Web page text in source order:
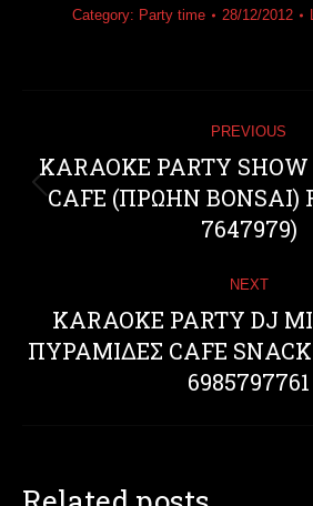
Category: Party time 28/12/2012
navigation
PREVIOUS
Previous
post:
KARAOKE PARTY SHOW
CAFE (ΠΡΩΗΝ BONSAI)
7647979)
NEXT
Next
post:
KARAOKE PARTY DJ
ΠΥΡΑΜΙΔΕΣ CAFE SNACK
6985797761